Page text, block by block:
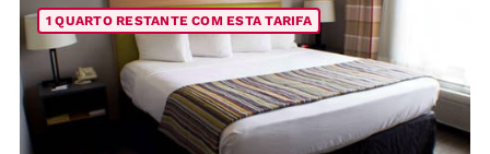
1 QUARTO RESTANTE COM ESTA TARIFA